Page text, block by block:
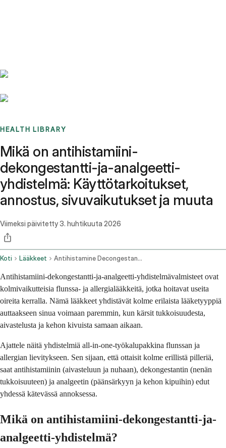
HEALTH LIBRARY
Mikä on antihistamiini-
dekongestantti-ja-analgeetti-
yhdistelmä: Käyttötarkoitukset,
annostus, sivuvaikutukset ja muuta
Viimeksi päivitetty3. huhtikuuta 2026
Koti Lääkkeet Antihistamine Decongestant And Analgesic Combination Oral Route
Antihistamiini-dekongestantti-ja-analgeetti-yhdistelmävalmisteet ovat
kolmivaikutteisia flunssa- ja allergialääkkeitä, jotka hoitavat useita
oireita kerralla. Nämä lääkkeet yhdistävät kolme erilaista lääketyyppiä
auttaakseen sinua voimaan paremmin, kun kärsit tukkoisuudesta,
aivastelusta ja kehon kivuista samaan aikaan.
Ajattele näitä yhdistelmiä all-in-one-työkalupakkina flunssan ja
allergian lievitykseen. Sen sijaan, että ottaisit kolme erillistä pilleriä,
saat antihistamiinin (aivasteluun ja nuhaan), dekongestantin (nenän
tukkoisuuteen) ja analgeetin (päänsärkyyn ja kehon kipuihin) edut
yhdessä kätevässä annoksessa.
Mikä on antihistamiini-dekongestantti-ja-
analgeetti-yhdistelmä?